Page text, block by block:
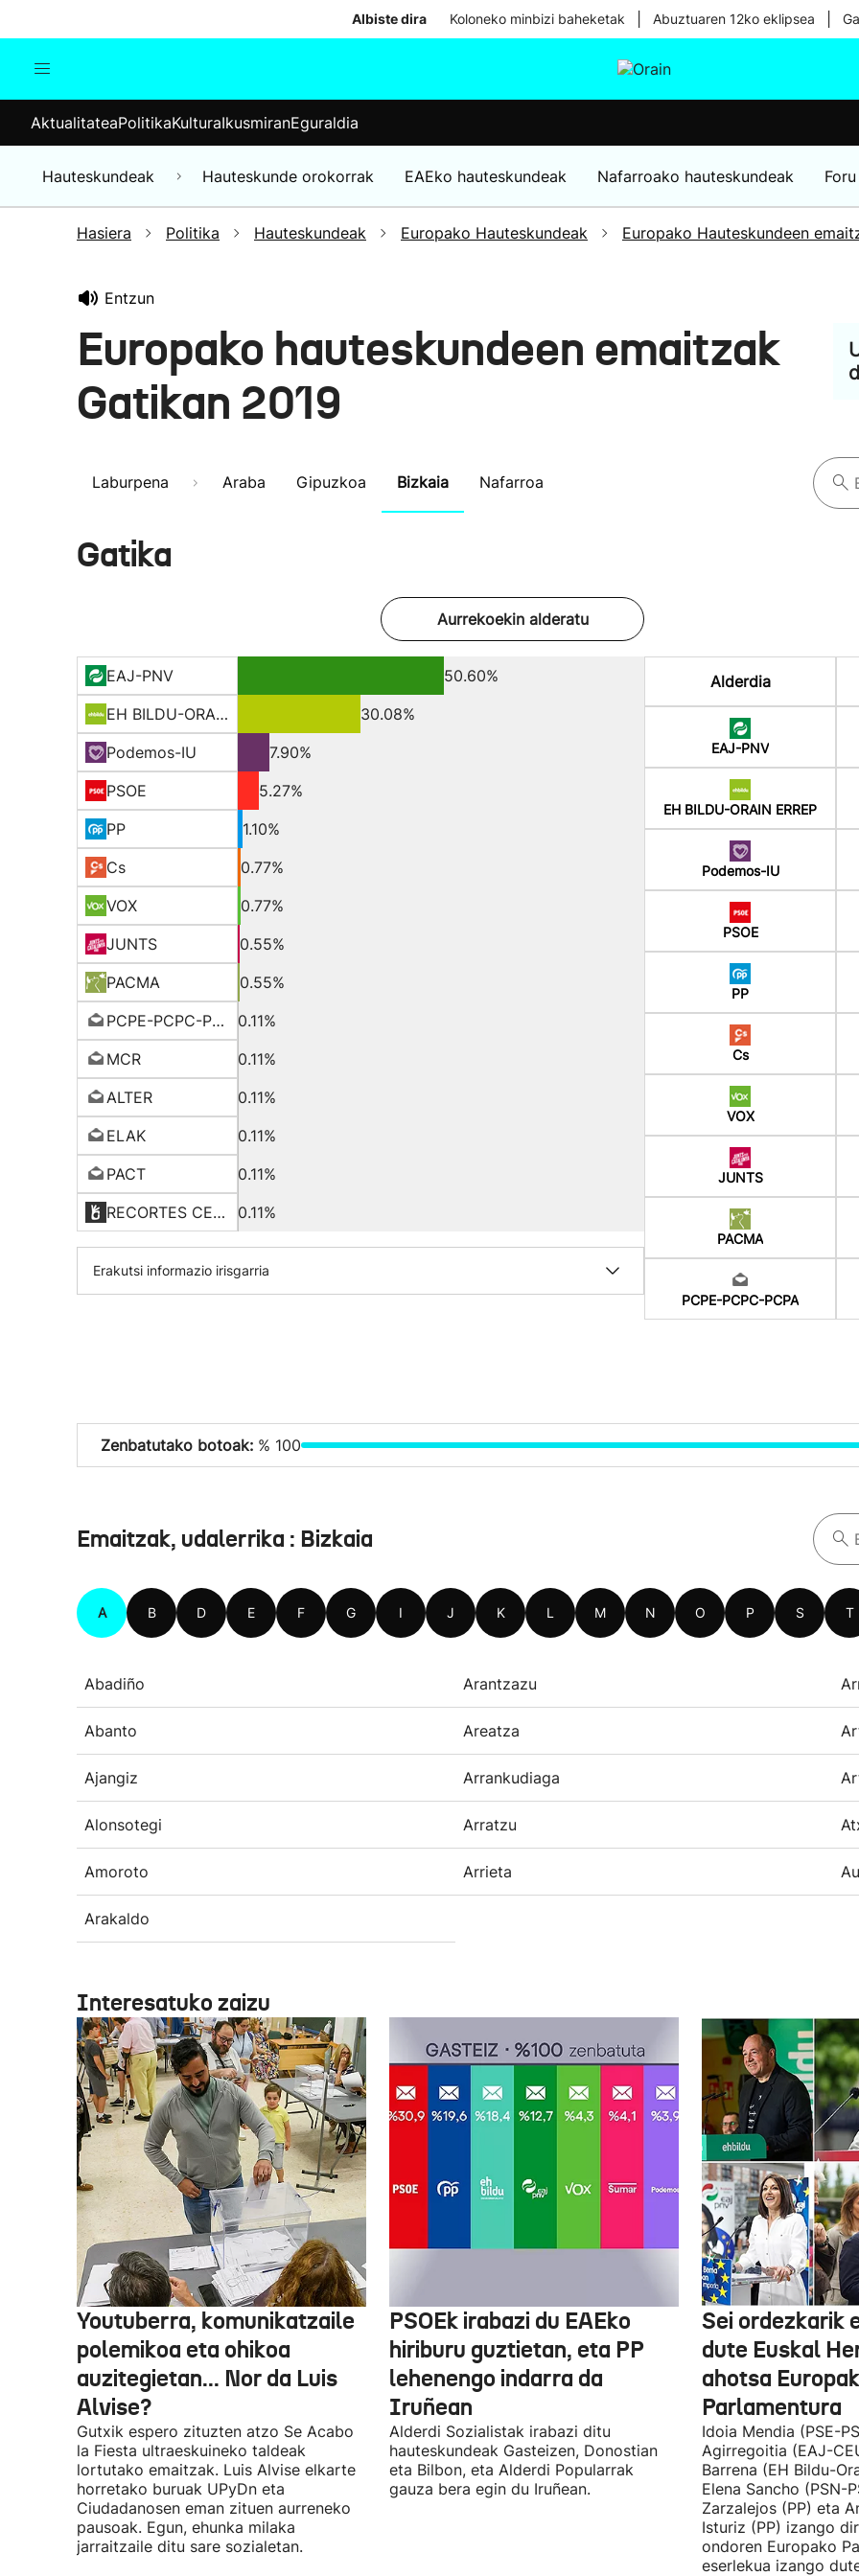
Albiste dira Koloneko minbizi baheketak Abuztuaren 12ko eklipsea
Munduko albisteak
Hauteskundeak
AktualitateaPolitikaKulturaIkusmiranEguraldia
Hauteskundeak Hauteskunde orokorrak EAEko hauteskundeak Nafarroako hauteskundeak
Hasiera Politika Hauteskundeak Europako Hauteskundeak Europako Hauteskundeen
Entzun
Europako hauteskundeen emaitzak
Gatikan 2019
Laburpena Araba Gipuzkoa Bizkaia Nafarroa
Gatika
Aurrekoekin alderatu
EAJ-PNV
50.60%
EH BILDU-ORAIN ERREP
30.08%
Podemos-IU
7.90%
PSOE
5.27%
PP
1.10%
Cs
0.77%
VOX
0.77%
JUNTS
0.55%
PACMA
0.55%
PCPE-PCPC-PCPA
0.11%
MCR
0.11%
ALTER
0.11%
ELAK
0.11%
PACT
0.11%
RECORTES CERO-LV-GVE
0.11%
Erakutsi informazio irisgarria
Alderdia
EAJ-PNV
EH BILDU-ORAIN ERREP
Podemos-IU
PSOE
PP
Cs
VOX
JUNTS
PACMA
PCPE-PCPC-PCPA
Zenbatutako botoak: % 100
Emaitzak, udalerrika : Bizkaia
A B D E F G I J K L M N O P S T
Abadiño Arantzazu
Abanto Areatza
Ajangiz Arrankudiaga
Alonsotegi Arratzu
Amoroto Arrieta
Arakaldo
Interesatuko zaizu
Youtuberra, komunikatzaile
polemikoa eta ohikoa
auzitegietan... Nor da Luis
Alvise?
Gutxik espero zituzten atzo Se Acabo
la Fiesta ultraeskuineko taldeak
lortutako emaitzak. Luis Alvise elkarte
horretako buruak UPyDn eta
Ciudadanosen eman zituen aurreneko
pausoak. Egun, ehunka milaka
jarraitzaile ditu sare sozialetan.
PSOEk irabazi du EAEko
hiriburu guztietan, eta PP
lehenengo indarra da
Iruñean
Alderdi Sozialistak irabazi ditu
hauteskundeak Gasteizen, Donostian
eta Bilbon, eta Alderdi Popularrak
gauza bera egin du Iruñean.
Sei ordezkarik
dute Euskal
ahotsa
Parlamentura
Idoia Mendia (PSE-
Agirregoitia (EAJ-
Barrena (EH Bildu-
Elena Sancho (PSN-
Zarzalejos (PP) eta
Isturiz (PP) izango
ondoren Europako
eserlekua izango